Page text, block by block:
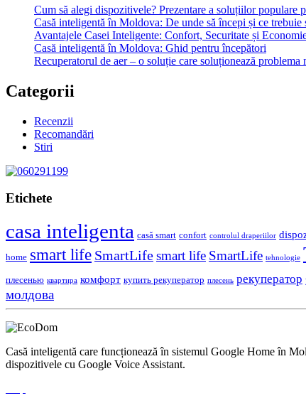
Cum să alegi dispozitivele? Prezentare a soluțiilor populare
Casă inteligentă în Moldova: De unde să începi și ce trebuie
Avantajele Casei Inteligente: Confort, Securitate și
Casă inteligentă în Moldova: Ghid pentru începători
Recuperatorul de aer – o soluție care soluționează
Categorii
Recenzii
Recomandări
Stiri
Etichete
casa inteligenta casă smart confort controlul draperiilor
home smart life SmartLife smart life SmartLife tehnologie
плесенью квартира комфорт купить рекуператор плесень рекуператор
молдова
Casă inteligentă care funcționează în sistemul Google Home în
dispozitivele cu Google Voice Assistant.